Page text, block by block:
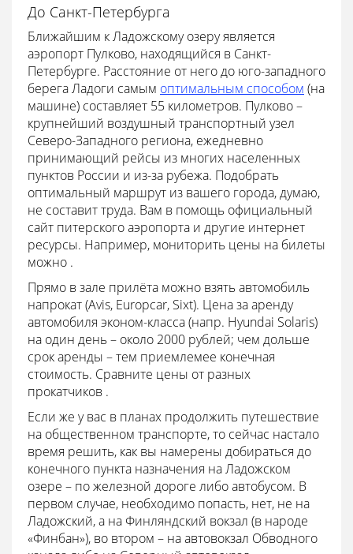
До Санкт-Петербурга
Ближайшим к Ладожскому озеру является
аэропорт Пулково, находящийся в Санкт-
Петербурге. Расстояние от него до юго-западного
берега Ладоги самым оптимальным способом (на
машине) составляет 55 километров. Пулково –
крупнейший воздушный транспортный узел
Северо-Западного региона, ежедневно
принимающий рейсы из многих населенных
пунктов России и из-за рубежа. Подобрать
оптимальный маршрут из вашего города, думаю,
не составит труда. Вам в помощь официальный
сайт питерского аэропорта и другие интернет
ресурсы. Например, мониторить цены на билеты
можно .
Прямо в зале прилёта можно взять автомобиль
напрокат (Avis, Europcar, Sixt). Цена за аренду
автомобиля эконом-класса (напр. Hyundai Solaris)
на один день – около 2000 рублей; чем дольше
срок аренды – тем приемлемее конечная
стоимость. Сравните цены от разных
прокатчиков .
Если же у вас в планах продолжить путешествие
на общественном транспорте, то сейчас настало
время решить, как вы намерены добираться до
конечного пункта назначения на Ладожском
озере – по железной дороге либо автобусом. В
первом случае, необходимо попасть, нет, не на
Ладожский, а на Финляндский вокзал (в народе
«Финбан»), во втором – на автовокзал Обводного